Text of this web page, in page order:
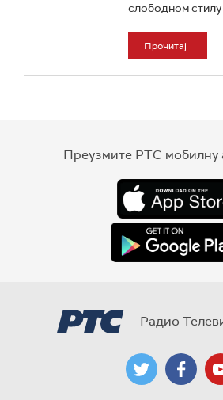
слободном
Прочитај
Преузмите РТС мобилну
Радио